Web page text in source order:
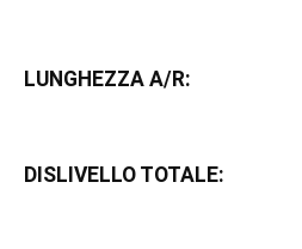
LUNGHEZZA A/R:
DISLIVELLO TOTALE: